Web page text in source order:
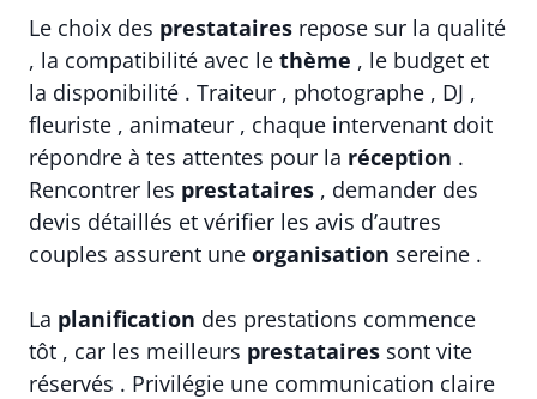
Le choix des prestataires repose sur la qualité
, la compatibilité avec le thème , le budget et
la disponibilité . Traiteur , photographe , DJ ,
fleuriste , animateur , chaque intervenant doit
répondre à tes attentes pour la réception .
Rencontrer les prestataires , demander des
devis détaillés et vérifier les avis d’autres
couples assurent une organisation sereine .
La planification des prestations commence
tôt , car les meilleurs prestataires sont vite
réservés . Privilégie une communication claire